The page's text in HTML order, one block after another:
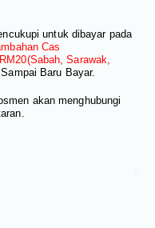
untuk dibayar pada
Cas
Sarawak,
Baru Bayar.
akan menghubungi